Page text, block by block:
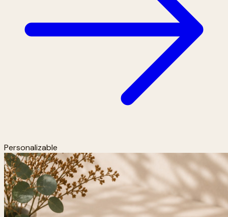
Personalizable